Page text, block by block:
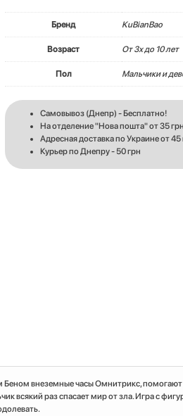
Бренд KuBianBao
Возраст От 3х до 10 лет
Пол Мальчики и
Самовывоз (Днепр) - Бесплатно!
На отделение "Нова пошта" от 35 грн
Адресная доставка по Украине от 45
Курьер по Днепру - 50 грн
внеземные часы Омнитрикс,
всякий раз спасает мир от зла. Игра с